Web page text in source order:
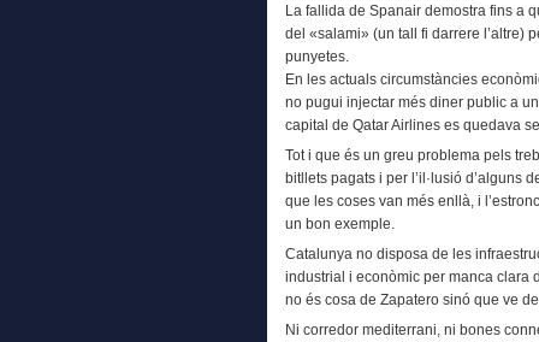
La fallida de Spanair demostra fins a
del «salami» (un tall fi darrere l’altre)
punyetes.
En les actuals circumstàncies
no pugui injectar més diner public a
capital de Qatar Airlines es quedava
Tot i que és un greu problema pels
bitllets pagats i per l’il·lusió d’alguns
que les coses van més enllà, i
un bon exemple.
Catalunya no disposa de les
industrial i econòmic per manca clara
no és cosa de Zapatero sinó que ve
Ni corredor mediterrani, ni bones